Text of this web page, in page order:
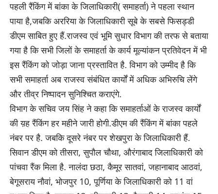
पहली रैंकिंग में बांका के जिलाधिकारी( समाहर्ता) ने पहला स्थान
पाया है,जबकि अररिया के जिलाधिकारी सूबे के सबसे फिसड्डी
डीएम साबित हुए हैं.राजस्व एवं भूमि सुधार विभाग की तरफ से बताया
गया है कि सभी जिलों के समाहर्ता के कार्य मूल्यांकन प्रतिवेदन में भी
इस रैंकिंग को जोड़ा जाना प्रस्तावित है. विभाग को उम्मीद है कि
सभी समाहर्ता अब राजस्व संबंधित कार्यों में अधिक अभिरुचि लेंगे
और तीव्र निष्पादन सुनिश्चित कराएंगे.
विभाग के सचिव जय सिंह ने कहा कि समाहर्ताओं के राजस्व कार्यों
की य़ह रैंकिंग हर महीने जारी होगी.डीएम की रैंकिंग में बांका पहले
नंबर पर है. जबकि दूसरे नंबर पर शेखपुरा के जिलाधिकारी हैं.
सिवान डीएम को तीसरा, सुपौल चौथा, औरंगाबाद जिलाधिकारी को
पांचवा रैंक मिला है. नालंदा छठा, कैमूर सातवां, जहानाबाद आठवां,
बेगूसराय नौवां, भोजपुर 10, पूर्णिया के जिलाधिकारी को 11 वां